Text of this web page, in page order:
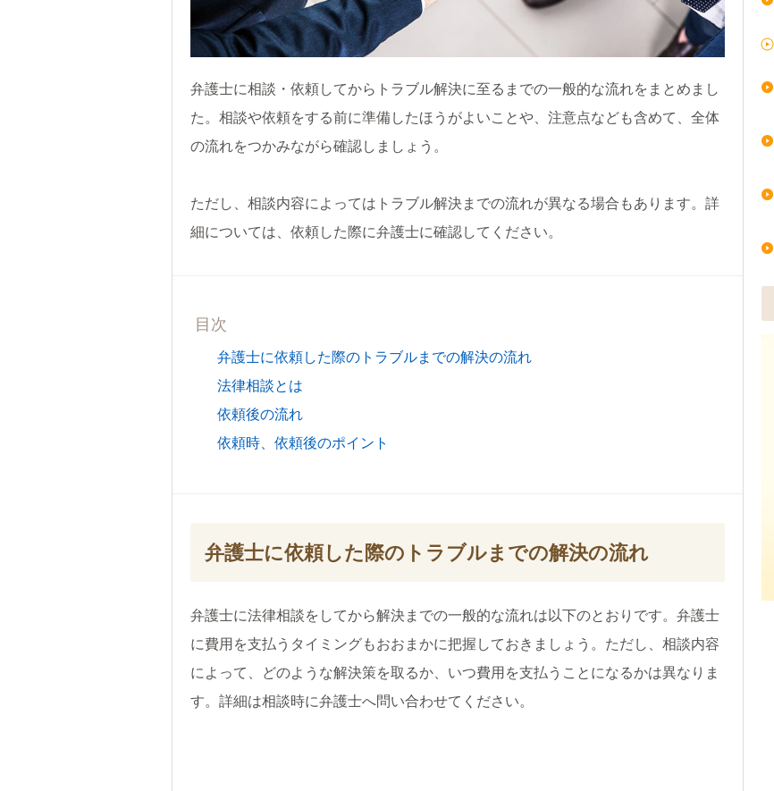
弁護士に相談・依頼してからトラブル解決に至るまでの一般的な流れをまとめまし
た。相談や依頼をする前に準備したほうがよいことや、注意点なども含めて、全体
の流れをつかみながら確認しましょう。
ただし、相談内容によってはトラブル解決までの流れが異なる場合もあります。詳
細については、依頼した際に弁護士に確認してください。
目次
弁護士に依頼した際のトラブルまでの解決の流れ
法律相談とは
依頼後の流れ
依頼時、依頼後のポイント
弁護士に依頼した際のトラブルまでの解決の流れ
弁護士に法律相談をしてから解決までの一般的な流れは以下のとおりです。弁護士
に費用を支払うタイミングもおおまかに把握しておきましょう。ただし、相談内容
によって、どのような解決策を取るか、いつ費用を支払うことになるかは異なりま
す。詳細は相談時に弁護士へ問い合わせてください。